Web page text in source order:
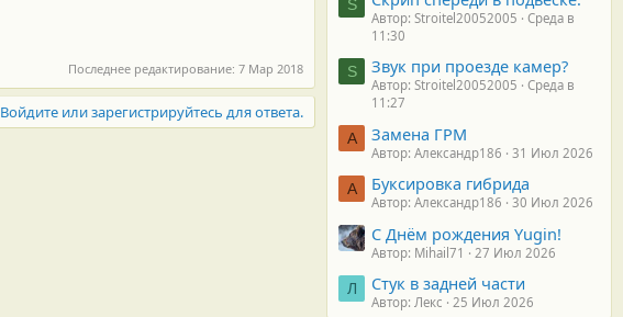
Последнее редактирование: 7 Мар 2018
Войдите или зарегистрируйтесь для ответа.
S
Автор: Stroitel20052005
Среда в
11:30
S Звук при проезде камер?
Автор: Stroitel20052005
Среда в
11:27
А Замена ГРМ
Автор: Александр186 31 Июл 2026
А Буксировка гибрида
Автор: Александр186 30 Июл 2026
С Днём рождения Yugin!
Автор: Mihail71 27 Июл 2026
Л Стук в задней части
Автор: Лекс 25 Июл 2026